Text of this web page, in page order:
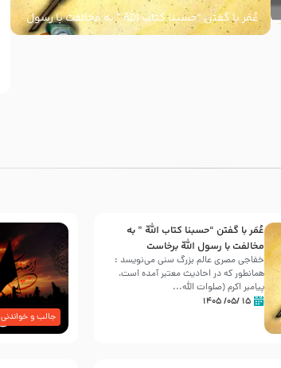
عُمَر با گفتن “حسبنا كتاب اللّه ” به مخالفت با رسول
اللّه برخاست
عُمَر با گفتن “حسبنا كتاب اللّه ” به
مخالفت با رسول اللّه برخاست
خفاجی مصری عالم بزرگ سنی می‌نویسد :
همانطور که در احادیث معتبر آمده است،
پیامبر اکرم (صلوات اللّه...
۱۵ /۰۵/ ۱۴۰۵
جالب و خواندنی